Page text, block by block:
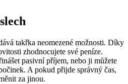
takřka neomezené možnosti. Díky
zhodnocujete své peníze.
pasivní příjem, nebo ji můžete
A pokud přijde správný čas,
za jinou.